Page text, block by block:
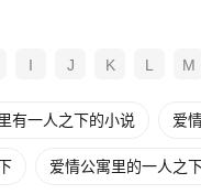
I J K L M
有一人之下的小说 爱
爱情公寓里的一人之